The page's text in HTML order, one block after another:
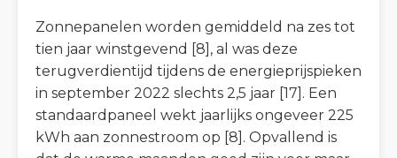
Zonnepanelen worden gemiddeld na zes tot
tien jaar winstgevend [8], al was deze
terugverdientijd tijdens de energieprijspieken
in september 2022 slechts 2,5 jaar [17]. Een
standaardpaneel wekt jaarlijks ongeveer 225
kWh aan zonnestroom op [8]. Opvallend is